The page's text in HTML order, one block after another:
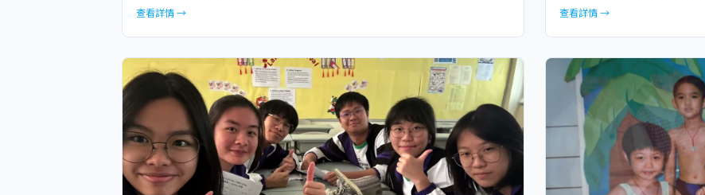
查看詳情 → 查看詳情 →